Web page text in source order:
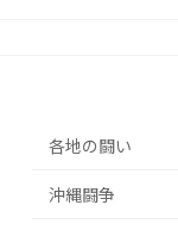
各地の闘い
沖縄闘争